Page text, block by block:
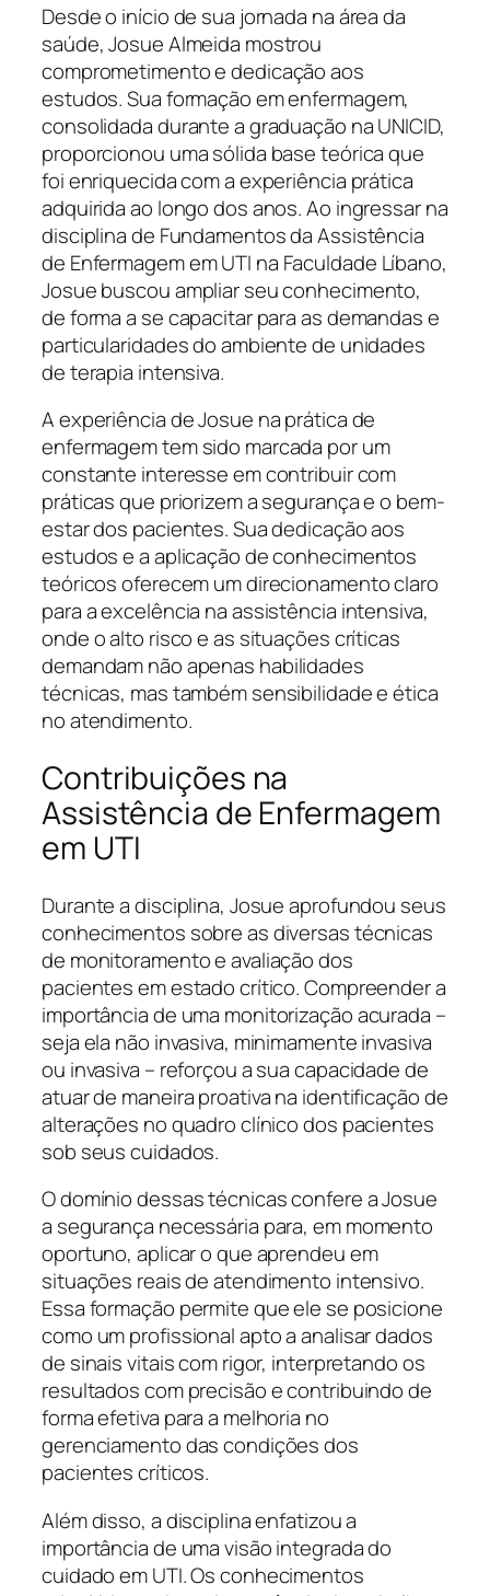
Desde o início de sua jornada na área da
saúde, Josue Almeida mostrou
comprometimento e dedicação aos
estudos. Sua formação em enfermagem,
consolidada durante a graduação na UNICID,
proporcionou uma sólida base teórica que
foi enriquecida com a experiência prática
adquirida ao longo dos anos. Ao ingressar na
disciplina de Fundamentos da Assistência
de Enfermagem em UTI na Faculdade Líbano,
Josue buscou ampliar seu conhecimento,
de forma a se capacitar para as demandas e
particularidades do ambiente de unidades
de terapia intensiva.
A experiência de Josue na prática de
enfermagem tem sido marcada por um
constante interesse em contribuir com
práticas que priorizem a segurança e o bem-
estar dos pacientes. Sua dedicação aos
estudos e a aplicação de conhecimentos
teóricos oferecem um direcionamento claro
para a excelência na assistência intensiva,
onde o alto risco e as situações críticas
demandam não apenas habilidades
técnicas, mas também sensibilidade e ética
no atendimento.
Contribuições na
Assistência de Enfermagem
em UTI
Durante a disciplina, Josue aprofundou seus
conhecimentos sobre as diversas técnicas
de monitoramento e avaliação dos
pacientes em estado crítico. Compreender a
importância de uma monitorização acurada –
seja ela não invasiva, minimamente invasiva
ou invasiva – reforçou a sua capacidade de
atuar de maneira proativa na identificação de
alterações no quadro clínico dos pacientes
sob seus cuidados.
O domínio dessas técnicas confere a Josue
a segurança necessária para, em momento
oportuno, aplicar o que aprendeu em
situações reais de atendimento intensivo.
Essa formação permite que ele se posicione
como um profissional apto a analisar dados
de sinais vitais com rigor, interpretando os
resultados com precisão e contribuindo de
forma efetiva para a melhoria no
gerenciamento das condições dos
pacientes críticos.
Além disso, a disciplina enfatizou a
importância de uma visão integrada do
cuidado em UTI. Os conhecimentos